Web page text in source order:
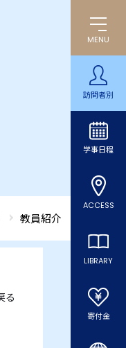
MENU
訪問者別
学事日程
ACCESS
LIBRARY
寄付金
教員紹介
る